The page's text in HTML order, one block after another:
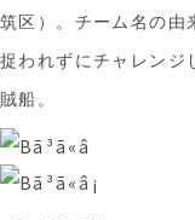
筑区）。チーム名の由
捉われずにチャレンジ
賊船。